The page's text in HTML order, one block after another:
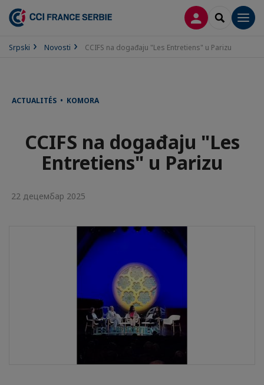
PRIJAVASEARCH
Srpski Novosti CCIFS na događaju "Les Entretiens" u Parizu
ACTUALITÉS • KOMORA
CCIFS na događaju "Les
Entretiens" u Parizu
22 децембар 2025